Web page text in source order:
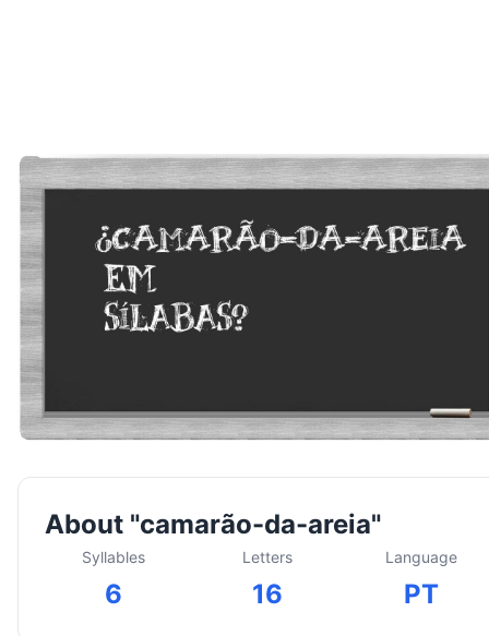
About "camarão-da-areia"
Syllables
6
Letters
16
Language
PT